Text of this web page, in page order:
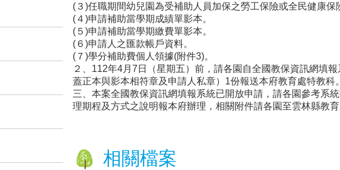
(３)任職期間幼兒園為受補助人員加保之勞工保險或全民健康保
(４)申請補助當學期成績單影本。
(５)申請補助當學期繳費單影本。
(６)申請人之匯款帳戶資料。
(７)學分補助費個人領據(附件3)。
２、112年4月7日（星期五）前，請各園自全國教保資訊網填
蓋正本與影本相符章及申請人私章）1份報送本府教育處特教科。
三、本案全國教保資訊網填報系統已開放申請，請各園參考系
理期程及方式之說明報本府辦理，相關附件請各園至雲林縣教育
相關檔案